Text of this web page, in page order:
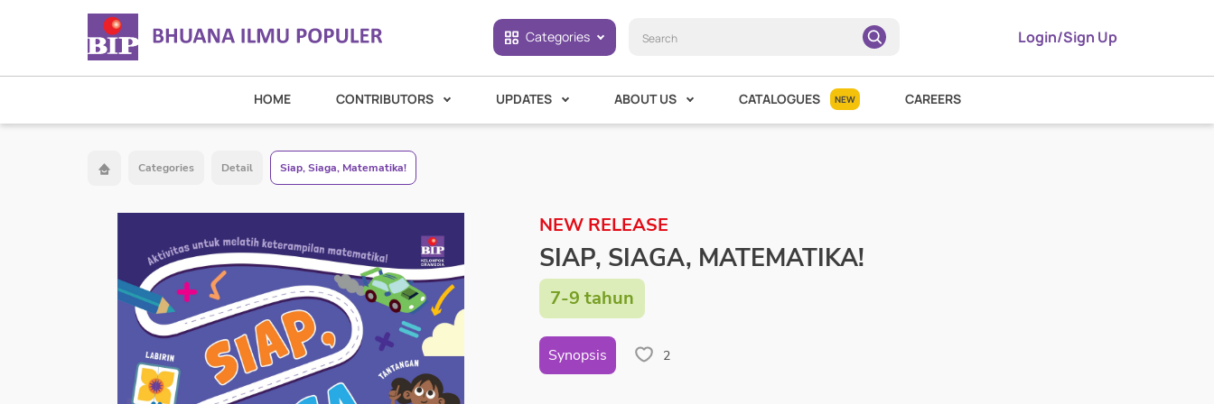
Categories Login/Sign Up
HOME CONTRIBUTORS UPDATES ABOUT US CATALOGUES NEW CAREERS
Categories Detail Siap, Siaga, Matematika!
NEW RELEASE
SIAP, SIAGA, MATEMATIKA!
7-9 tahun
Synopsis 2